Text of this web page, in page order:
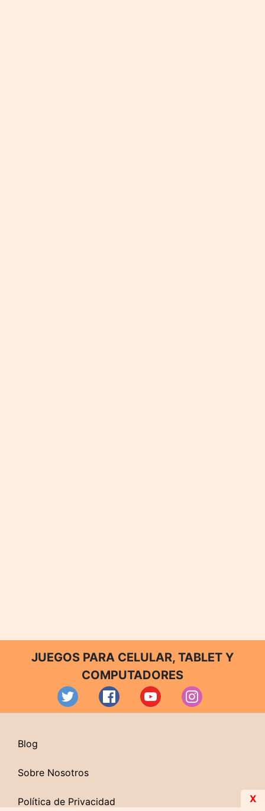
JUEGOS PARA CELULAR, TABLET Y
COMPUTADORES
Blog
Sobre Nosotros
Política de Privacidad X